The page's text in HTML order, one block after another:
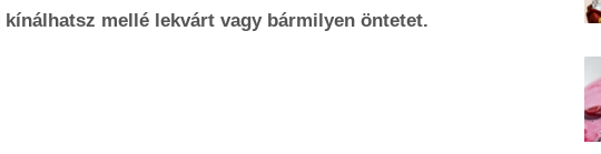
mellé lekvárt vagy bármilyen öntetet.